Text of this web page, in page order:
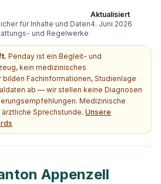
für Inhalte und Daten
Aktualisiert
4. Juni 2026
und Regelwerke
Penday ist ein Begleit- und
kein medizinisches
bilden Fachinformationen, Studienlage
ab — wir stellen keine Diagnosen
Medizinische
Sprechstunde. Unsere
Appenzell